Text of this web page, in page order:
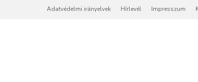
Adatvédelmi irányelvek Hírlevél Impresszum